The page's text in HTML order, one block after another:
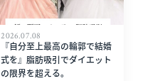
2026.07.08
『自分至上最高の輪郭で結婚
式を』脂肪吸引でダイエット
の限界を超える。